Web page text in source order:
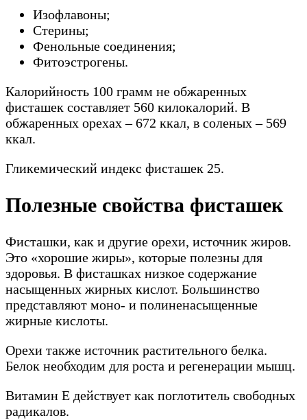
Изофлавоны;
Стерины;
Фенольные соединения;
Фитоэстрогены.
Калорийность 100 грамм не обжаренных
фисташек составляет 560 килокалорий. В
обжаренных орехах – 672 ккал, в соленых – 569
ккал.
Гликемический индекс фисташек 25.
Полезные свойства фисташек
Фисташки, как и другие орехи, источник жиров.
Это «хорошие жиры», которые полезны для
здоровья. В фисташках низкое содержание
насыщенных жирных кислот. Большинство
представляют моно- и полиненасыщенные
жирные кислоты.
Орехи также источник растительного белка.
Белок необходим для роста и регенерации мышц.
Витамин Е действует как поглотитель свободных
радикалов.